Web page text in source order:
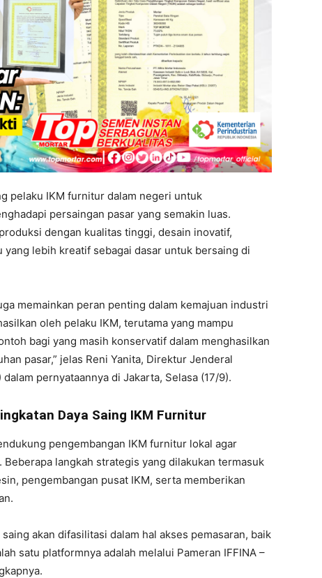
pelaku IKM furnitur dalam negeri untuk
persaingan pasar yang semakin luas.
dengan kualitas tinggi, desain inovatif,
lebih kreatif sebagai dasar untuk bersaing di
memainkan peran penting dalam kemajuan industri
oleh pelaku IKM, terutama yang mampu
bagi yang masih konservatif dalam menghasilkan
pasar,” jelas Reni Yanita, Direktur Jenderal
pernyataannya di Jakarta, Selasa (17/9).
Daya Saing IKM Furnitur
pengembangan IKM furnitur lokal agar
langkah strategis yang dilakukan termasuk
pengembangan pusat IKM, serta memberikan
akan difasilitasi dalam hal akses pemasaran, baik
satu platformnya adalah melalui Pameran IFFINA –